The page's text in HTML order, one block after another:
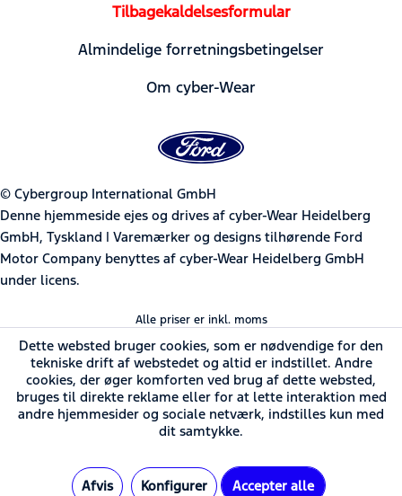
Tilbagekaldelsesformular
Almindelige forretningsbetingelser
Om cyber-Wear
© Cybergroup International GmbH
Denne hjemmeside ejes og drives af cyber-Wear Heidelberg
GmbH, Tyskland | Varemærker og designs tilhørende Ford
Motor Company benyttes af cyber-Wear Heidelberg GmbH
under licens.
Alle priser er inkl. moms
Dette websted bruger cookies, som er nødvendige for den
tekniske drift af webstedet og altid er indstillet. Andre
cookies, der øger komforten ved brug af dette websted,
bruges til direkte reklame eller for at lette interaktion med
andre hjemmesider og sociale netværk, indstilles kun med
dit samtykke.
Afvis Konfigurer Accepter alle